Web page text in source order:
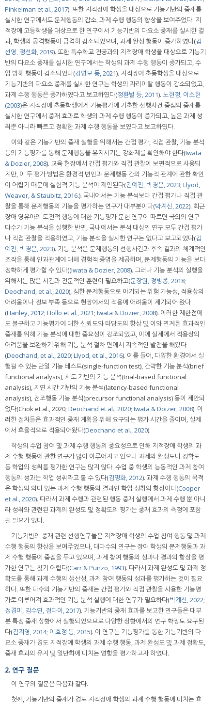
Pinkelman et al., 2017). 또한 지적장애 학생을 대상으로 기능기반의 중재를
실시한 연구에서도 문제행동의 감소, 과제 수행 행동의 향상을 보여주었다. 지
적장애 고등학생을 대상으로 한 연구에서 기능기반의 다요소 중재를 실시한 결
과, 학생의 공격행동이 급격히 감소되었으며, 과제 완성 행동이 증가하였다(김
선영, 정선화, 2019). 또한 특수학교 전공과의 지적장애 학생을 대상으로 기능기
반의 다요소 중재를 실시한 연구에서는 학생의 과제 수행 행동이 증가되고, 수
업 방해 행동이 감소되었다(강영모 등, 2021). 지적장애 초등학생을 대상으로
기능기반의 다요소 중재를 실시한 연구는 학생의 자리이탈 행동이 감소되었고,
과제 수행 행동은 증가하였다고 보고하였다(정환별 등, 2011). 노현정, 이소현
(2003)은 지적장애 초등학생에게 기능평가에 기초한 선행사건 중심의 중재를
실시한 연구에서 중재 효과로 학생의 과제 수행 행동이 증가되고, 높은 과제 성
취뿐 아니라 빠르고 정확한 과제 수행 행동을 보였다고 보고하였다.
이와 같은 기능기반의 중재 실행을 위해서는 간접 평가, 직접 관찰, 기능 분석
등의 기능평가를 통해 문제행동을 유지시키는 강화제를 확인해야 한다(Iwata
& Dozier, 2008). 교육 현장에서 간접 평가와 직접 관찰이 보편적으로 사용되
지만, 이 두 평가 방법은 환경적 변인과 문제행동 간의 기능적 관계에 관한 확인
이 어렵기 때문에 실험적 기능 분석이 제안된다(김예진, 박경은, 2023; Llyod,
Weaver, & Staubitz, 2016.). 국내에서는 기능 분석보다 간접 평가나 직접 관
찰을 통해 문제행동의 기능을 평가하는 연구가 대부분이다(박계신, 2022). 최근
장애 영유아의 도전적 행동에 대한 기능평가 문헌 연구에 따르면 국외의 연구
다수가 기능 분석을 실행한 반면, 국내에서는 분석 대상인 연구 모두 간접 평가
나 직접 관찰을 적용하였고, 기능 분석을 실시한 연구는 없다고 보고되었다(김
예진, 박경은, 2023). 기능 분석은 문제행동의 선행사건과 후속 결과의 체계적인
조작을 통해 인과관계에 대해 경험적 증명을 제공하며, 문제행동의 기능을 보다
정확하게 평가할 수 있다((Iwata & Dozier, 2008). 그러나 기능 분석의 실행을
위해서는 많은 시간과 전문적인 훈련이 필요하고(문장원, 정병종, 2018;
Deochand, et al., 2020), 심한 문제행동으로 야기되는 위험 가능성, 적용상의
어려움이나 정보 부족 등으로 현장에서의 적용에 어려움이 제기되어 왔다
(Hanley, 2012; Hollo et al., 2021; Iwata & Dozier, 2008). 이러한 제한점에
도 불구하고 기능평가에 대한 신뢰도와 타당도의 향상 및 이와 연계된 효과적인
중재를 위해 기능 분석에 대한 중요성이 강조되었고, 이에 실제에서 적용상의
어려움을 보완하기 위해 기능 분석 절차 면에서 지속적인 발전을 해왔다
(Deochand, et al., 2020; Llyod, et al., 2016). 예를 들어, 다양한 환경에서 실
행될 수 있는 단일 기능 테스트(single-function test), 간략한 기능 분석(brief
functional analysis), 시도 기반의 기능 분석(trial-based functional
analysis), 지연 시간 기반의 기능 분석(latency-based functional
analysis), 전조행동 기능 분석(precursor functional analysis) 등이 제안되
었다(Chok et al., 2020; Deochand et al., 2020; Iwata & Doizer, 2008). 이
러한 절차들은 효과적인 중재 계획을 위해 요구되는 평가 시간을 줄이며, 실제
에서 효율적으로 적용되어왔다(Deochand et al., 2020).
학생의 수업 참여 및 과제 수행 행동의 중요성으로 인해 지적장애 학생의 과
제 수행 행동에 관한 연구가 많이 이루어지고 있으나 과제의 완성도나 정확도
등 학업의 성취를 평가한 연구는 많지 않다. 수업 중 학생의 능동적인 과제 참여
행동의 성과는 학업 성취라고 볼 수 있다(김평화, 2012). 과제 수행 행동의 목적
은 학생의 의미 있는 과제 수행 행동의 결과인 학업 성취의 향상이다(Cooper
et al., 2020). 따라서 과제 수행과 관련된 행동 중재 실행에서 과제 수행 뿐 아니
라 성취와 관련된 과제의 완성도 및 정확도의 평가는 중재 효과의 측정에 포함
될 필요가 있다.
기능기반의 중재 관련 선행연구들은 지적장애 학생의 수업 참여 행동 및 과제
수행 행동의 향상을 보여주었으나, 대다수의 연구는 장애 학생의 문제행동과 과
제 수행 행동에 중점을 두고 있으며, 과제 참여 행동의 성과나 결과의 향상을 평
가한 연구는 찾기 어렵다(Carr & Punzo, 1993). 따라서 과제 완성도 및 과제 정
확도를 통해 과제 수행의 생산성, 과제 참여 행동의 성과를 평가하는 것이 필요
하다. 또한 다수의 기능기반의 중재는 간접 평가와 직접 관찰을 사용한 기능평
가로 이루어져 효과적인 기능 분석 실행에 대한 연구가 필요하다(박계신, 2022;
정경미, 김수연, 정다이, 2017). 기능기반의 중재 효과를 보고한 연구들은 대부
분 특정 중재 상황에서 실행되었으므로 다양한 상황에서의 연구 확장도 요구된
다(김지영, 2014; 이효정 등, 2015). 이 연구는 기능평가를 통한 기능기반의 다
요소 중재가 경도 지적장애 학생의 과제 수행 행동, 과제 완성도 및 과제 정확도,
중재 효과의 유지 및 일반화에 미치는 영향을 평가하고자 하였다.
2. 연구 질문
이 연구의 질문은 다음과 같다.
첫째, 기능기반의 중재가 경도 지적장애 학생의 과제 수행 행동에 미치는 효